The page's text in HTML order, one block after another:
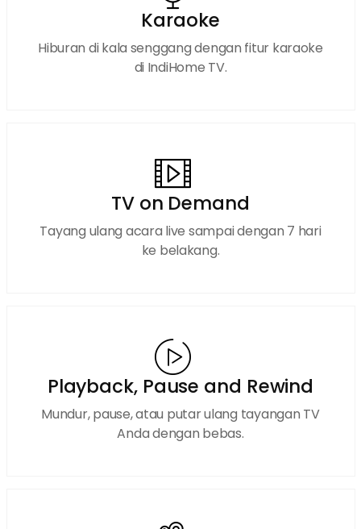
Karaoke
Hiburan di kala senggang dengan fitur karaoke
di IndiHome TV.
TV on Demand
Tayang ulang acara live sampai dengan 7 hari
ke belakang.
Playback, Pause and Rewind
Mundur, pause, atau putar ulang tayangan TV
Anda dengan bebas.